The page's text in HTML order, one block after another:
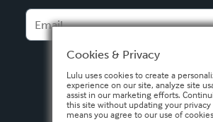
Español
Cookies & Privacy
Lulu uses cookies to create a
experience on our site, analyze site
assist in our marketing efforts.
this site without updating your privacy
means you agree to our use of